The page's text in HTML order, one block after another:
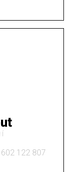
122 807